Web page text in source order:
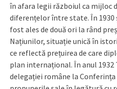
în afara legii războiul ca mijloc
diferențelor între state. În 1930
fost ales de două ori la rând
Națiunilor, situație unică în
ce reflectă prețuirea de care
plan internațional. În anul
delegației române la Conferința